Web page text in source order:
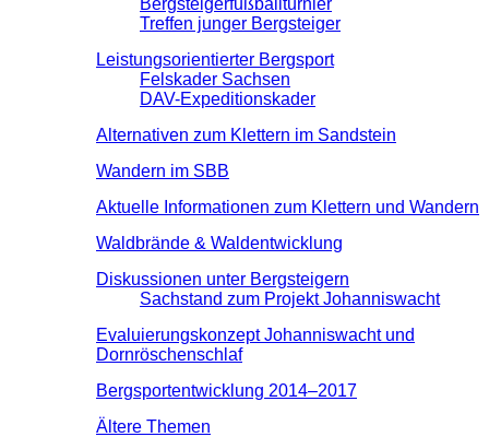
Bergsteigerfußballturnier
Treffen junger Bergsteiger
Leistungsorientierter Bergsport
Felskader Sachsen
DAV-Expeditionskader
Alternativen zum Klettern im Sandstein
Wandern im SBB
Aktuelle Informationen zum Klettern und Wandern
Waldbrände & Waldentwicklung
Diskussionen unter Bergsteigern
Sachstand zum Projekt Johanniswacht
Evaluierungskonzept Johanniswacht und
Dornröschenschlaf
Bergsportentwicklung 2014–2017
Ältere Themen